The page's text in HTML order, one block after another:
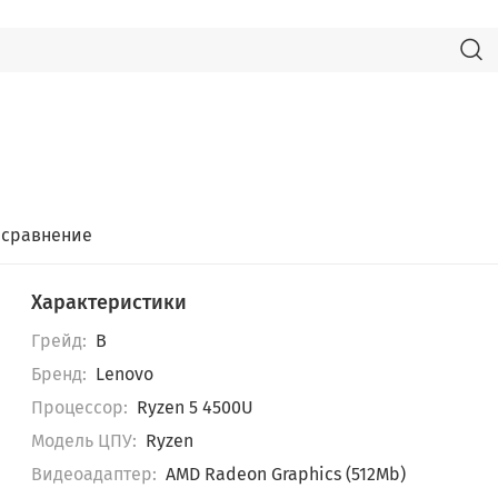
Характеристики
Грейд: B
Бренд: Lenovo
Пpоцессор: Ryzen 5 4500U
Модель ЦПУ: Ryzen
Видеоадаптер: AMD Radeon Graphics (512Mb)